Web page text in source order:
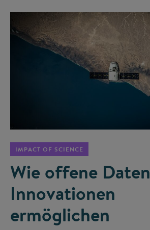
IMPACT OF SCIENCE
Wie offene Daten
Innovationen
ermöglichen